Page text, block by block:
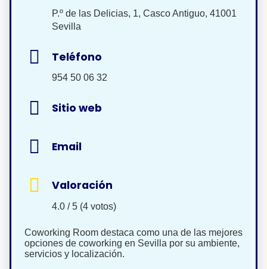
P.º de las Delicias, 1, Casco Antiguo, 41001
Sevilla
Teléfono
954 50 06 32
Sitio web
Email
Valoración
4.0 / 5 (4 votos)
Coworking Room destaca como una de las mejores
opciones de coworking en Sevilla por su ambiente,
servicios y localización.